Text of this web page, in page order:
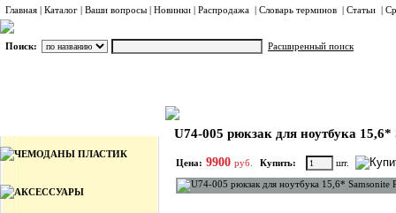
Главная | Каталог | Ваши вопросы | Новинки | Распродажа | Словарь терминов | Статьи |
Поиск: Расширенный поиск
ЧЕМОДАНЫ ПЛАСТИК
АКСЕССУАРЫ
РЮКЗАКИ ДЛЯ НОУТБУКА
U74-005 рюкзак для ноутбука
Цена: 9900 руб. Купить: шт.